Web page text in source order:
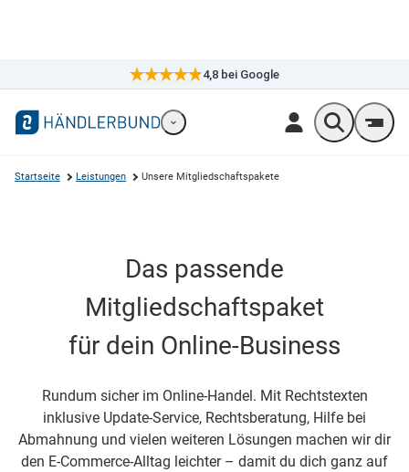
×
4,8 bei Google
Markennavigation öffnenWonach
Startseite Leistungen Unsere Mitgliedschaftspakete
Das passende
Mitgliedschaftspaket
für dein Online-Business
Rundum sicher im Online-Handel. Mit Rechtstexten
inklusive Update-Service, Rechtsberatung, Hilfe bei
Abmahnung und vielen weiteren Lösungen machen wir dir
den E-Commerce-Alltag leichter – damit du dich ganz auf